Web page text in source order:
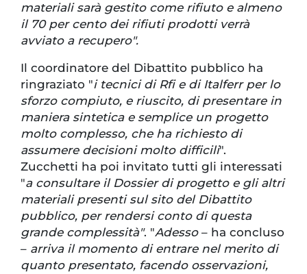
materiali sarà gestito come rifiuto e almeno
il 70 per cento dei rifiuti prodotti verrà
avviato a recupero".
Il coordinatore del Dibattito pubblico ha
ringraziato "i tecnici di Rfi e di Italferr per lo
sforzo compiuto, e riuscito, di presentare in
maniera sintetica e semplice un progetto
molto complesso, che ha richiesto di
assumere decisioni molto difficili".
Zucchetti ha poi invitato tutti gli interessati
"a consultare il Dossier di progetto e gli altri
materiali presenti sul sito del Dibattito
pubblico, per rendersi conto di questa
grande complessità". "Adesso – ha concluso
– arriva il momento di entrare nel merito di
quanto presentato, facendo osservazioni,